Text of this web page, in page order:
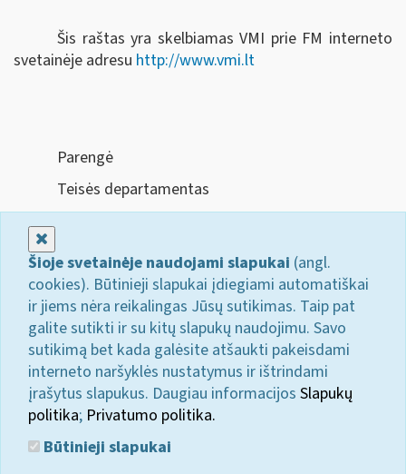
Šis raštas yra skelbiamas VMI prie FM interneto
svetainėje adresu http://www.vmi.lt
Parengė
Teisės departamentas
Šioje svetainėje naudojami slapukai (angl.
cookies). Būtinieji slapukai įdiegiami automatiškai
ir jiems nėra reikalingas Jūsų sutikimas. Taip pat
galite sutikti ir su kitų slapukų naudojimu. Savo
sutikimą bet kada galėsite atšaukti pakeisdami
interneto naršyklės nustatymus ir ištrindami
įrašytus slapukus. Daugiau informacijos Slapukų
politika; Privatumo politika.
Būtinieji slapukai